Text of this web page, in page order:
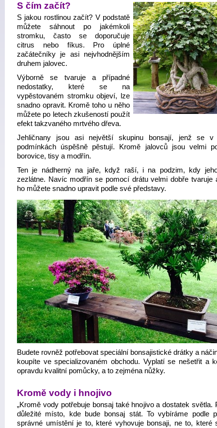
S čím začít?
S jakou rostlinou začít? V podstatě
můžete sáhnout po jakémkoli
stromku, často se doporučuje
citrus nebo fíkus. Pro úplné
začátečníky je asi nejvhodnějším
druhem jalovec.
Výborně se tvaruje a případné
nedostatky, které se na
vypěstovaném stromku objeví, lze
snadno opravit. Kromě toho u něho
můžete po letech zkušeností použít
efekt takzvaného mrtvého dřeva.
Jehličnany jsou asi největší skupinu bonsají, jenž se v
podmínkách úspěšně pěstují. Kromě jalovců jsou velmi
borovice, tisy a modřín.
Ten je nádherný na jaře, když raší, i na podzim, kdy
zezlátne. Navíc modřín se pomocí drátu velmi dobře tvaruje
ho můžete snadno upravit podle své představy.
Budete rovněž potřebovat speciální bonsajistické drátky a
koupíte ve specializovaném obchodu. Vyplatí se nešetřit a
opravdu kvalitní pomůcky, a to zejména nůžky.
Kromě vody i hnojivo
„Kromě vody potřebuje bonsaj také hnojivo a dostatek světla.
důležité místo, kde bude bonsaj stát. To vybíráme podle
správné umístění je to, které vyhovuje bonsaji, ne to, které